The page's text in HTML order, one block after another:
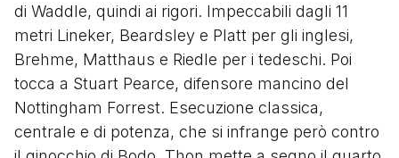
di Waddle, quindi ai rigori. Impeccabili dagli 11
metri Lineker, Beardsley e Platt per gli inglesi,
Brehme, Matthaus e Riedle per i tedeschi. Poi
tocca a Stuart Pearce, difensore mancino del
Nottingham Forrest. Esecuzione classica,
centrale e di potenza, che si infrange però contro